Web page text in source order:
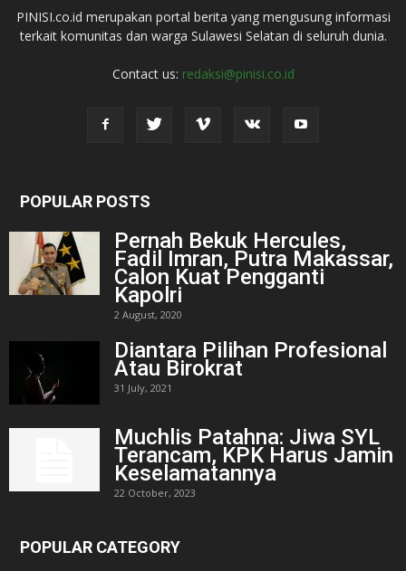
PINISI.co.id merupakan portal berita yang mengusung informasi
terkait komunitas dan warga Sulawesi Selatan di seluruh dunia.
Contact us: redaksi@pinisi.co.id
POPULAR POSTS
Pernah Bekuk Hercules,
Fadil Imran, Putra Makassar,
Calon Kuat Pengganti
Kapolri
2 August, 2020
Diantara Pilihan Profesional
Atau Birokrat
31 July, 2021
Muchlis Patahna: Jiwa SYL
Terancam, KPK Harus Jamin
Keselamatannya
22 October, 2023
POPULAR CATEGORY